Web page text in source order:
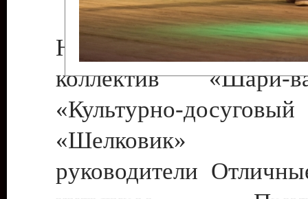
Народный цирковой
коллектив
«Культурно-
«Шелковик»
руководители